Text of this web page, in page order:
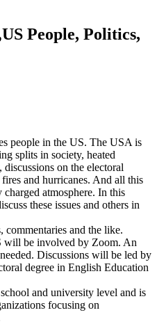
People, Politics,
people in the US. The USA is
splits in society, heated
on the electoral
and hurricanes. And all this
atmosphere. In this
these issues and others in
and the like.
will be involved by Zoom. An
Discussions will be led by
degree in English Education
and university level and is
focusing on